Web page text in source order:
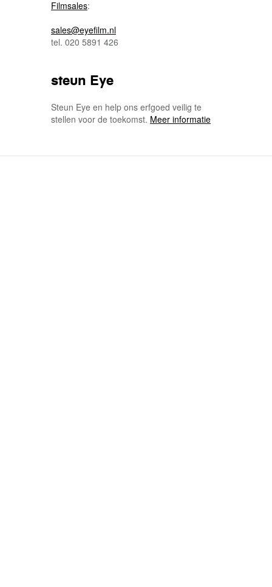
Filmsales:
sales@eyefilm.nl
tel. 020 5891 426
steun Eye
Steun Eye en help ons erfgoed veilig te
stellen voor de toekomst. Meer informatie